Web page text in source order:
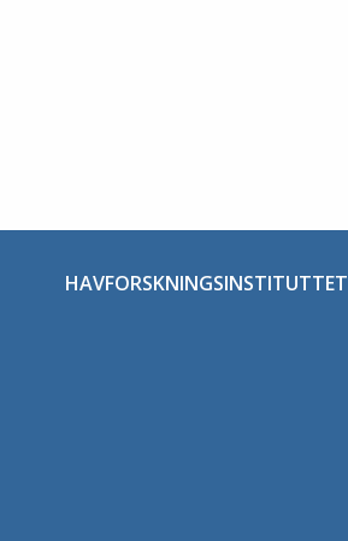
HAVFORSKNINGSINSTITUTTET